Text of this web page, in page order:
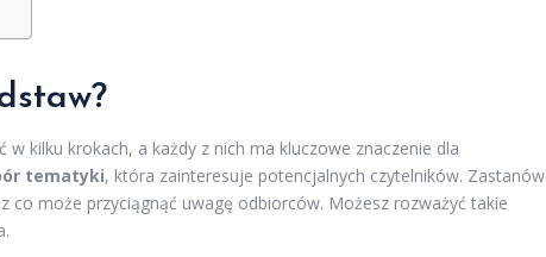
kilku krokach, a każdy z nich ma kluczowe znaczenie dla
tematyki, która zainteresuje potencjalnych czytelników. Zastanów
co może przyciągnąć uwagę odbiorców. Możesz rozważyć takie